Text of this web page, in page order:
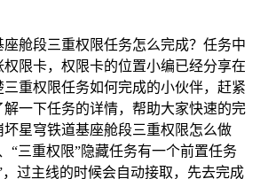
座舱段三重权限任务怎么完成？任务中
权限卡，权限卡的位置小编已经分享在
重权限任务如何完成的小伙伴，赶紧
解一下任务的详情，帮助大家快速的完
坏星穹铁道基座舱段三重权限怎么做
“三重权限”隐藏任务有一个前置任务
过主线的时候会自动接取，先去完成